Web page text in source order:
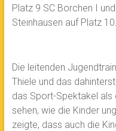
Platz 9 SC Borchen I
Steinhausen auf Platz 10.
Die leitenden
Thiele und das
das Sport-Spektakel als
sehen, wie die Kinder
zeigte, dass auch die